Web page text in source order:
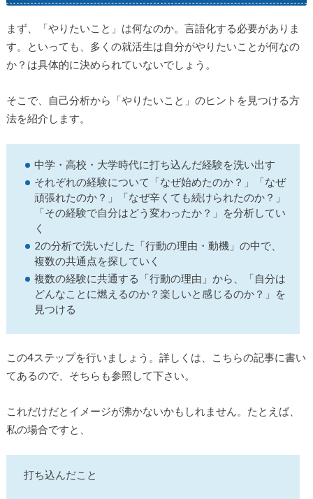
まず、「やりたいこと」は何なのか。言語化する必要がありま
す。といっても、多くの就活生は自分がやりたいことが何なの
か？は具体的に決められていないでしょう。
そこで、自己分析から「やりたいこと」のヒントを見つける方
法を紹介します。
中学・高校・大学時代に打ち込んだ経験を洗い出す
それぞれの経験について「なぜ始めたのか？」「なぜ
頑張れたのか？」「なぜ辛くても続けられたのか？」
「その経験で自分はどう変わったか？」を分析してい
く
2の分析で洗いだした「行動の理由・動機」の中で、
複数の共通点を探していく
複数の経験に共通する「行動の理由」から、「自分は
どんなことに燃えるのか？楽しいと感じるのか？」を
見つける
この4ステップを行いましょう。詳しくは、こちらの記事に書い
てあるので、そちらも参照して下さい。
これだけだとイメージが沸かないかもしれません。たとえば、
私の場合ですと、
打ち込んだこと